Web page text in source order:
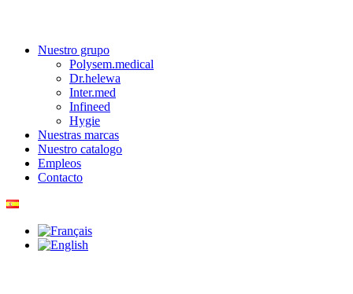
Nuestro grupo
Polysem.medical
Dr.helewa
Inter.med
Infineed
Hygie
Nuestras marcas
Nuestro catalogo
Empleos
Contacto